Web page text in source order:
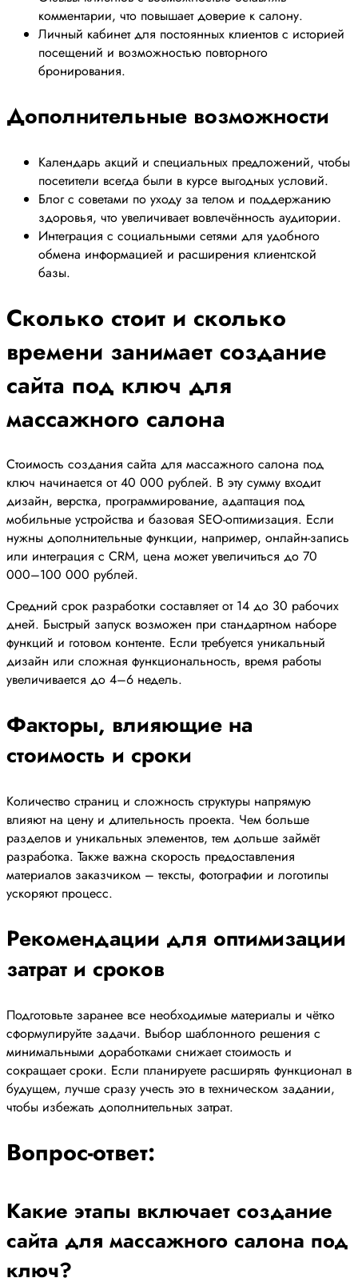
комментарии, что повышает доверие к салону.
Личный кабинет для постоянных клиентов с историей
посещений и возможностью повторного
бронирования.
Дополнительные возможности
Календарь акций и специальных предложений, чтобы
посетители всегда были в курсе выгодных условий.
Блог с советами по уходу за телом и поддержанию
здоровья, что увеличивает вовлечённость аудитории.
Интеграция с социальными сетями для удобного
обмена информацией и расширения клиентской
базы.
Сколько стоит и сколько
времени занимает создание
сайта под ключ для
массажного салона
Стоимость создания сайта для массажного салона под
ключ начинается от 40 000 рублей. В эту сумму входит
дизайн, верстка, программирование, адаптация под
мобильные устройства и базовая SEO-оптимизация. Если
нужны дополнительные функции, например, онлайн-запись
или интеграция с CRM, цена может увеличиться до 70
000–100 000 рублей.
Средний срок разработки составляет от 14 до 30 рабочих
дней. Быстрый запуск возможен при стандартном наборе
функций и готовом контенте. Если требуется уникальный
дизайн или сложная функциональность, время работы
увеличивается до 4–6 недель.
Факторы, влияющие на
стоимость и сроки
Количество страниц и сложность структуры напрямую
влияют на цену и длительность проекта. Чем больше
разделов и уникальных элементов, тем дольше займёт
разработка. Также важна скорость предоставления
материалов заказчиком – тексты, фотографии и логотипы
ускоряют процесс.
Рекомендации для оптимизации
затрат и сроков
Подготовьте заранее все необходимые материалы и чётко
сформулируйте задачи. Выбор шаблонного решения с
минимальными доработками снижает стоимость и
сокращает сроки. Если планируете расширять функционал в
будущем, лучше сразу учесть это в техническом задании,
чтобы избежать дополнительных затрат.
Вопрос-ответ:
Какие этапы включает создание
сайта для массажного салона под
ключ?